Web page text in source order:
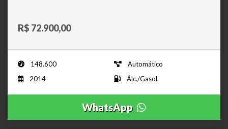
R$ 72.900,00
148.600
Automático
2014
Álc./Gasol.
WhatsApp